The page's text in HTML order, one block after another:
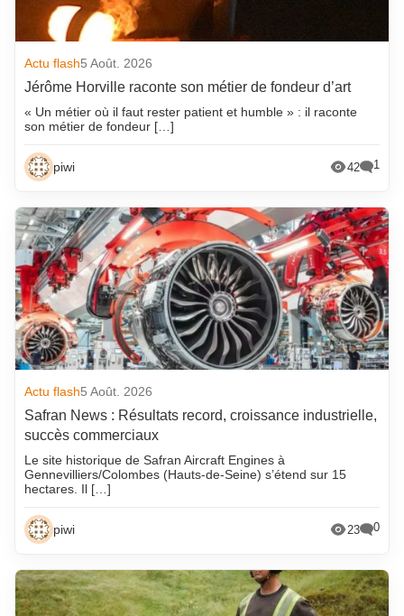
Actu flash5 Août. 2026
Jérôme Horville raconte son métier de fondeur d’art
« Un métier où il faut rester patient et humble » : il raconte
son métier de fondeur […]
piwi 42 1
Actu flash5 Août. 2026
Safran News : Résultats record, croissance industrielle,
succès commerciaux
Le site historique de Safran Aircraft Engines à
Gennevilliers/Colombes (Hauts-de-Seine) s’étend sur 15
hectares. Il […]
piwi 23 0